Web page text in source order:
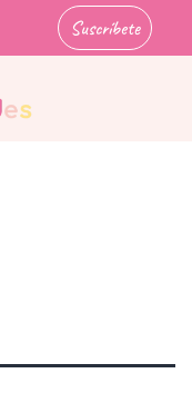
Suscríbete